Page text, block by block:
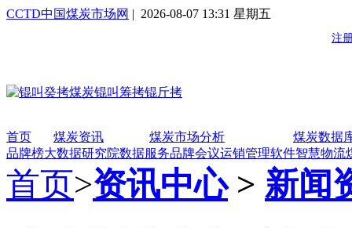
CCTD中国煤炭市场网 | 2026-08-07 13:31 星期五
首页 煤炭资讯 煤炭市场分析
煤炭数据
品牌榜大数据研究院数据服务品牌会议运销管理软件智慧物流
首页>资讯中心> 新闻